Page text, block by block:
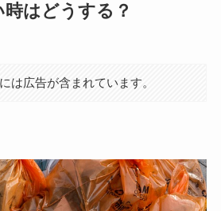
はどうする？
は広告が含まれています。